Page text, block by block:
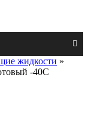
жидкости »
-40C